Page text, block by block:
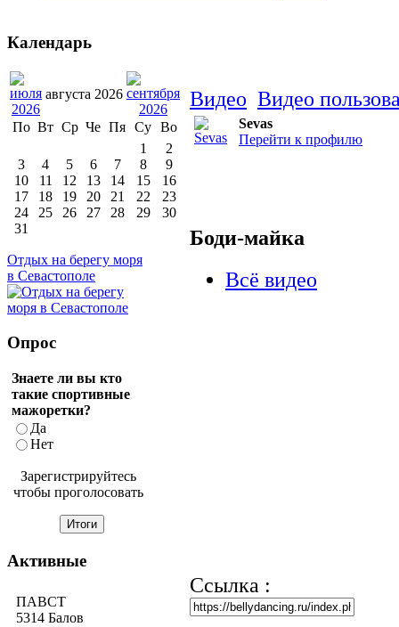
Видео Видео
Sevas
Перейти к профилю
Боди-майка
Всё видео
Ссылка :
Календарь
августа 2026
По Вт Ср Че Пя Су Во
1
2
3
4 5 6 7 8
9
10
11 12 13 14 15
16
17
18 19 20 21 22
23
24
25 26 27 28 29
30
31
Отдых на берегу моря
в Севастополе
Опрос
Знаете ли вы кто
такие спортивные
мажоретки?
Да
Нет
Зарегистрируйтесь
чтобы проголосовать
Активные
ПАВСТ
5314 Балов